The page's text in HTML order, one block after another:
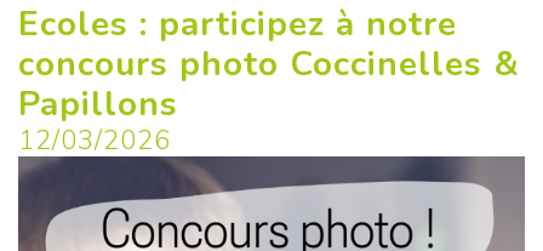
Ecoles : participez à notre
concours photo Coccinelles &
Papillons
12/03/2026